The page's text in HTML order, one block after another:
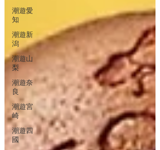
潮遊愛
知
潮遊新
潟
潮遊山
梨
潮遊奈
良
潮遊宮
崎
潮遊四
國